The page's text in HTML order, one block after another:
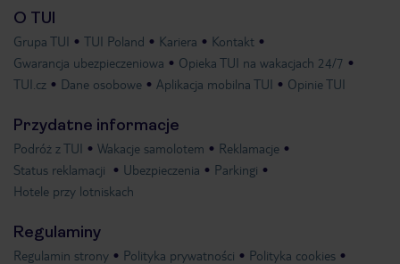
O TUI
Grupa TUI TUI Poland Kariera
Kontakt
Gwarancja ubezpieczeniowa
Opieka TUI na wakacjach 24/7
TUI.cz
Dane osobowe Aplikacja mobilna TUI Opinie TUI
Przydatne informacje
Podróż z TUI Wakacje samolotem
Reklamacje
Status reklamacji
Ubezpieczenia
Parkingi
Hotele przy lotniskach
Regulaminy
Regulamin strony Polityka prywatności Polityka cookies